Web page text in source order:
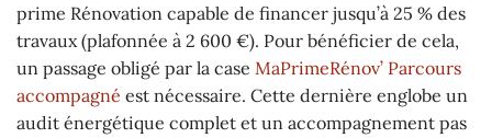
prime Rénovation capable de financer jusqu’à 25 % des
travaux (plafonnée à 2 600 €). Pour bénéficier de cela,
un passage obligé par la case MaPrimeRénov’ Parcours
accompagné est nécessaire. Cette dernière englobe un
audit énergétique complet et un accompagnement pas